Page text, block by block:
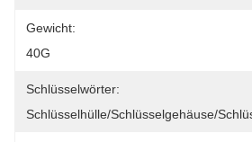
Gewicht:
40G
Schlüsselwörter:
Schlüsselhülle/Schlüsselgehäuse/